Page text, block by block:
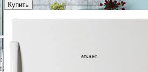
Купить